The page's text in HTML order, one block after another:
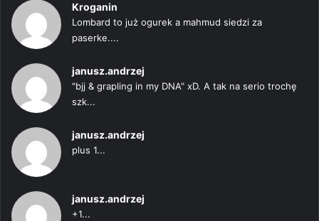
Kroganin
Lombard to już ogurek a mahmud siedzi za
paserke....
janusz.andrzej
"bjj & grapling in my DNA" xD. A tak na serio trochę
szk...
janusz.andrzej
plus 1...
janusz.andrzej
+1...